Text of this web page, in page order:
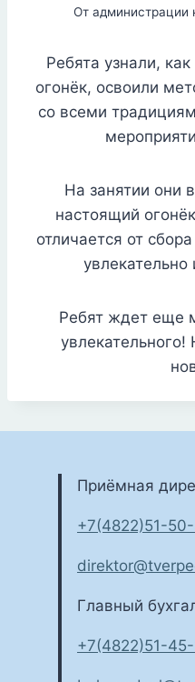
От администрации
Ребята узнали,
огонёк, освоили
со всеми
На занятии они
настоящий
отличается от
увлекательно
Ребят ждет еще
Приёмная
+7(4822)51-
Главный
+7(4822)51-45-